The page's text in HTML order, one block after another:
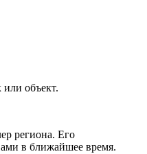
объект.
региона. Его
в ближайшее время.